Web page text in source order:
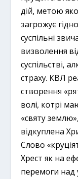
дій, метою
загрожує
суспільні
визволення
суспільстві,
страху. КВЛ
створення
волі, котрі
«святу
відкуплена
Слово
Хрест як на
перемоги над